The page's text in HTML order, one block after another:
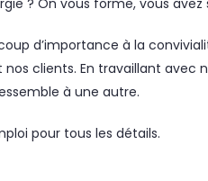
d’importance à la
clients. En travaillant avec
à une autre.
pour tous les détails.